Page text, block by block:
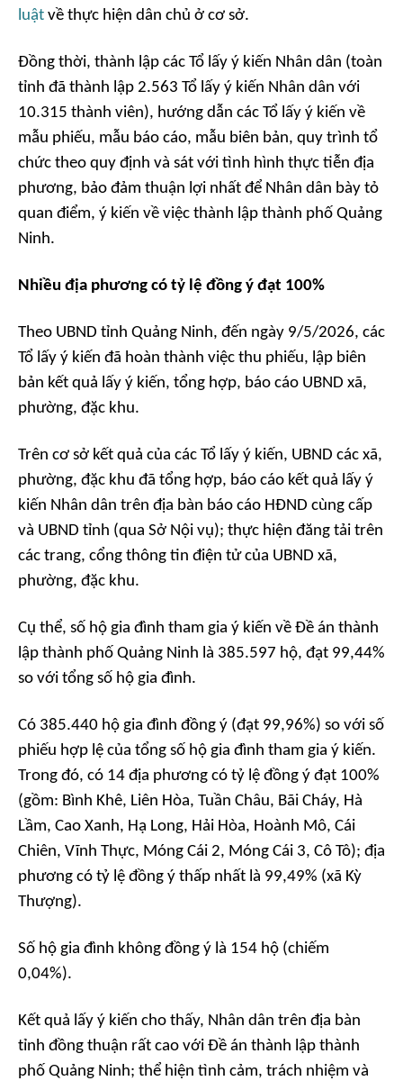
luật về thực hiện dân chủ ở cơ sở.
Đồng thời, thành lập các Tổ lấy ý kiến Nhân dân (toàn
tỉnh đã thành lập 2.563 Tổ lấy ý kiến Nhân dân với
10.315 thành viên), hướng dẫn các Tổ lấy ý kiến về
mẫu phiếu, mẫu báo cáo, mẫu biên bản, quy trình tổ
chức theo quy định và sát với tình hình thực tiễn địa
phương, bảo đảm thuận lợi nhất để Nhân dân bày tỏ
quan điểm, ý kiến về việc thành lập thành phố Quảng
Ninh.
Nhiều địa phương có tỷ lệ đồng ý đạt 100%
Theo UBND tỉnh Quảng Ninh, đến ngày 9/5/2026, các
Tổ lấy ý kiến đã hoàn thành việc thu phiếu, lập biên
bản kết quả lấy ý kiến, tổng hợp, báo cáo UBND xã,
phường, đặc khu.
Trên cơ sở kết quả của các Tổ lấy ý kiến, UBND các xã,
phường, đặc khu đã tổng hợp, báo cáo kết quả lấy ý
kiến Nhân dân trên địa bàn báo cáo HĐND cùng cấp
và UBND tỉnh (qua Sở Nội vụ); thực hiện đăng tải trên
các trang, cổng thông tin điện tử của UBND xã,
phường, đặc khu.
Cụ thể, số hộ gia đình tham gia ý kiến về Đề án thành
lập thành phố Quảng Ninh là 385.597 hộ, đạt 99,44%
so với tổng số hộ gia đình.
Có 385.440 hộ gia đình đồng ý (đạt 99,96%) so với số
phiếu hợp lệ của tổng số hộ gia đình tham gia ý kiến.
Trong đó, có 14 địa phương có tỷ lệ đồng ý đạt 100%
(gồm: Bình Khê, Liên Hòa, Tuần Châu, Bãi Cháy, Hà
Lầm, Cao Xanh, Hạ Long, Hải Hòa, Hoành Mô, Cái
Chiên, Vĩnh Thực, Móng Cái 2, Móng Cái 3, Cô Tô); địa
phương có tỷ lệ đồng ý thấp nhất là 99,49% (xã Kỳ
Thượng).
Số hộ gia đình không đồng ý là 154 hộ (chiếm
0,04%).
Kết quả lấy ý kiến cho thấy, Nhân dân trên địa bàn
tỉnh đồng thuận rất cao với Đề án thành lập thành
phố Quảng Ninh; thể hiện tình cảm, trách nhiệm và